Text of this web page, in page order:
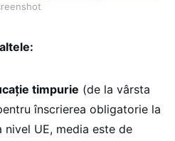
timpurie (de la vârsta
înscrierea obligatorie la
nivel UE, media este de